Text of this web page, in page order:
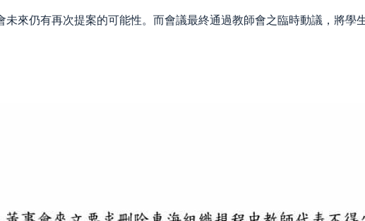
來仍有再次提案的可能性。而會議最終通過教師會之臨時動議，將學